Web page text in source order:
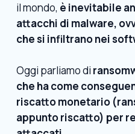
il mondo, è inevitabile
attacchi di malware,
che si infiltrano nei
Oggi parliamo di
che ha come
riscatto monetario
appunto riscatto) per